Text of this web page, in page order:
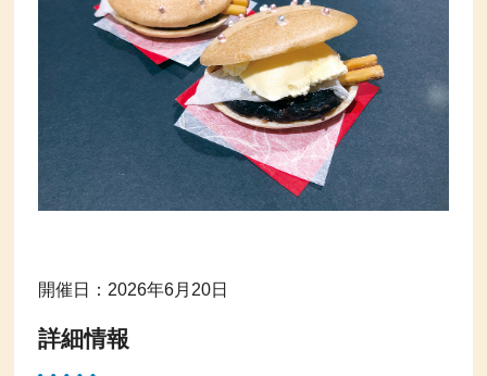
開催日：2026年6月20日
詳細情報